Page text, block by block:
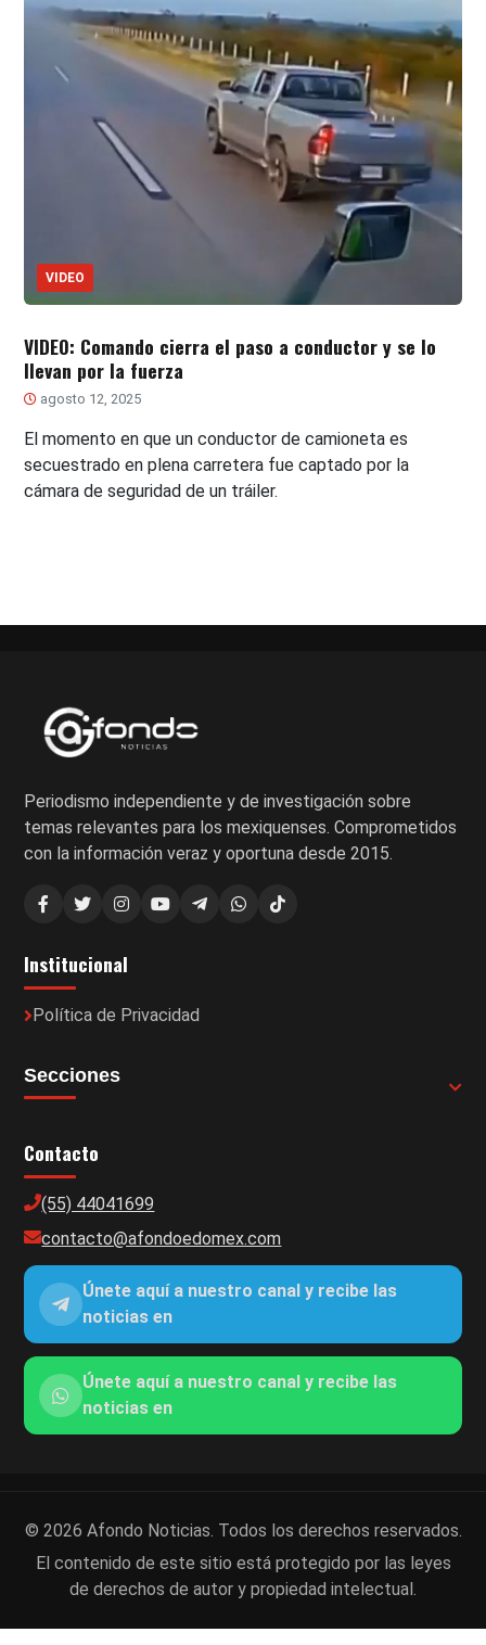
VIDEO
VIDEO: Comando cierra el paso a conductor y se lo
llevan por la fuerza
agosto 12, 2025
El momento en que un conductor de camioneta es
secuestrado en plena carretera fue captado por la
cámara de seguridad de un tráiler.
Periodismo independiente y de investigación sobre
temas relevantes para los mexiquenses. Comprometidos
con la información veraz y oportuna desde 2015.
Institucional
Política de Privacidad
Secciones
Contacto
(55) 44041699
contacto@afondoedomex.com
Únete aquí a nuestro canal y recibe las
noticias en
Únete aquí a nuestro canal y recibe las
noticias en
© 2026 Afondo Noticias. Todos los derechos reservados.
El contenido de este sitio está protegido por las leyes
de derechos de autor y propiedad intelectual.